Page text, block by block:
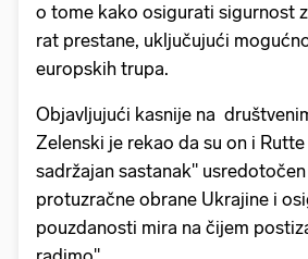
o tome kako osigurati sigurnost
rat prestane, uključujući
europskih trupa.
Objavljujući kasnije na
Zelenski je rekao da su on i
sadržajan sastanak"
protuzračne obrane Ukrajine i
pouzdanosti mira na čijem